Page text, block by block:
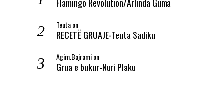
Flamingo Revolution/Arlinda Guma
Teutaon
RECETË GRUAJE-Teuta Sadiku
Agim.Bajramion
Grua e bukur-Nuri Plaku